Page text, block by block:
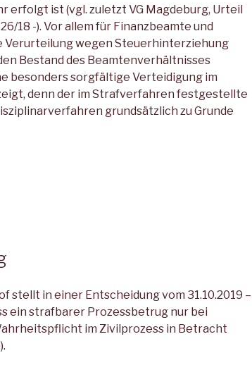
erfolgt ist (vgl. zuletzt VG Magdeburg, Urteil
18 -). Vor allem für Finanzbeamte und
Verurteilung wegen Steuerhinterziehung
Bestand des Beamtenverhältnisses
besonders sorgfältige Verteidigung im
denn der im Strafverfahren festgestellte
grundsätzlich zu Grunde
stellt in einer Entscheidung vom 31.10.2019 –
ein strafbarer Prozessbetrug nur bei
im Zivilprozess in Betracht